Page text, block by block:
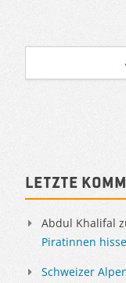
Sidebar
Letzte
Abdul Khalifal
Piratinnen
Schweizer